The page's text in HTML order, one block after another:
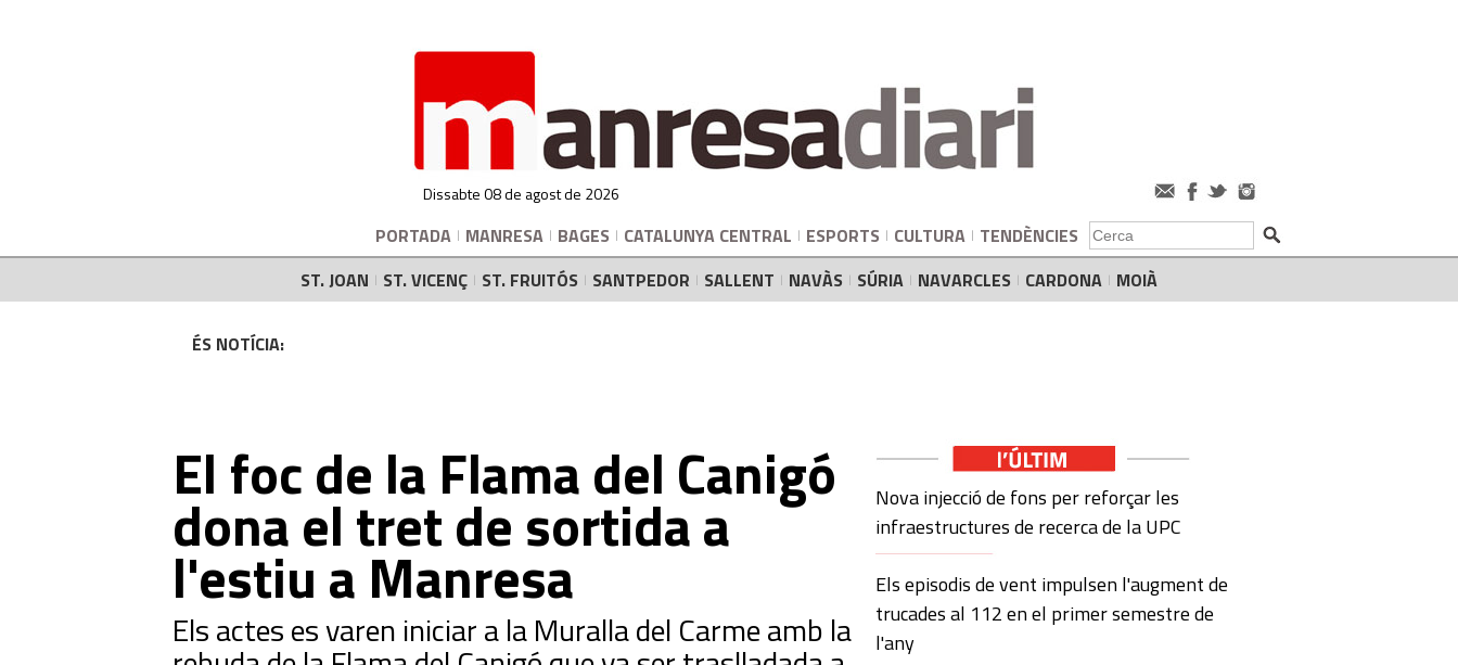
Dissabte 08 de agost de 2026
PORTADA MANRESA BAGES CATALUNYA CENTRAL ESPORTS CULTURA TENDÈNCIES
ST. JOAN
ST. VICENÇ ST. FRUITÓS SANTPEDOR SALLENT NAVÀS SÚRIA NAVARCLES CARDONA MOIÀ
ÉS NOTÍCIA:
El foc de la Flama del Canigó
dona el tret de sortida a
l'estiu a Manresa
Els actes es varen iniciar a la Muralla del Carme amb la
Nova injecció de fons per reforçar les
infraestructures de recerca de la UPC
Els episodis de vent impulsen l'augment de
trucades al 112 en el primer semestre de
l'any